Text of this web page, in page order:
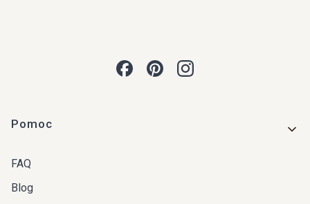
Linki w stopce
Pomoc
FAQ
Blog